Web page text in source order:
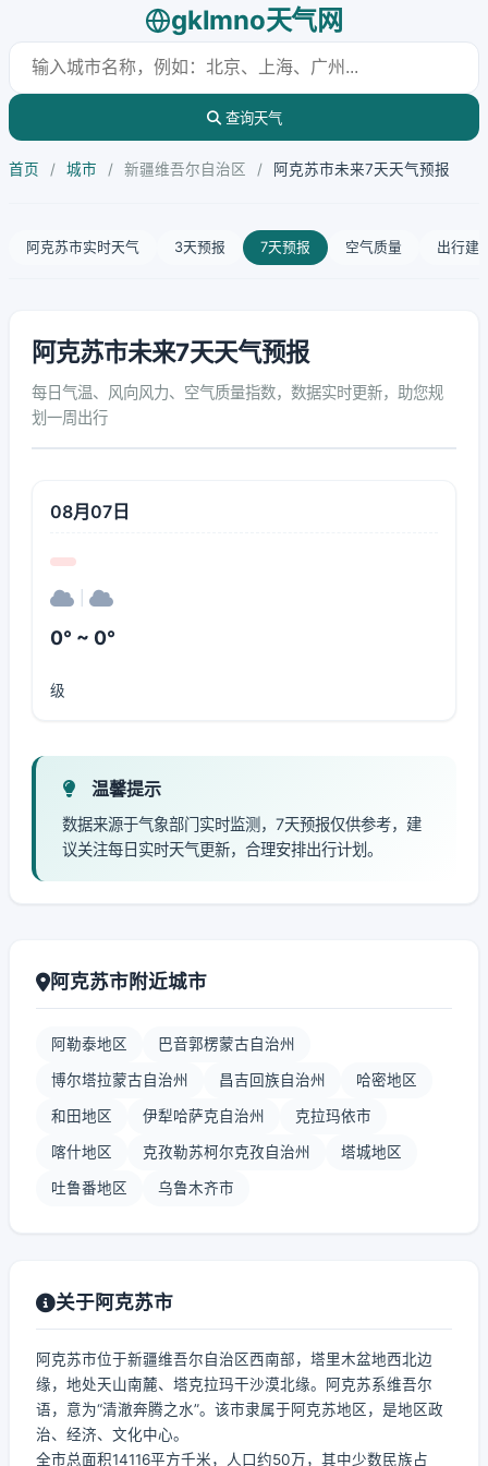
gklmno天气网
查询天气
首页 / 城市 / 新疆维吾尔自治区 / 阿克苏市未来7天天气预报
阿克苏市实时天气 3天预报 7天预报 空气质量 出行建
阿克苏市未来7天天气预报
每日气温、风向风力、空气质量指数，数据实时更新，助您规
划一周出行
08月07日
0° ~ 0°
级
温馨提示
数据来源于气象部门实时监测，7天预报仅供参考，建
议关注每日实时天气更新，合理安排出行计划。
阿克苏市附近城市
阿勒泰地区 巴音郭楞蒙古自治州
博尔塔拉蒙古自治州 昌吉回族自治州 哈密地区
和田地区 伊犁哈萨克自治州 克拉玛依市
喀什地区 克孜勒苏柯尔克孜自治州 塔城地区
吐鲁番地区 乌鲁木齐市
关于阿克苏市
阿克苏市位于新疆维吾尔自治区西南部，塔里木盆地西北边
缘，地处天山南麓、塔克拉玛干沙漠北缘。阿克苏系维吾尔
语，意为“清澈奔腾之水”。该市隶属于阿克苏地区，是地区政
治、经济、文化中心。
全市总面积14116平方千米，人口约50万，其中少数民族占